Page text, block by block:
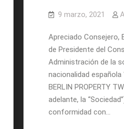
9 marzo, 2021
Apreciado Consejero,
de Presidente del
Administración de la
nacionalidad española
BERLIN PROPERTY
adelante, la
conformidad con…